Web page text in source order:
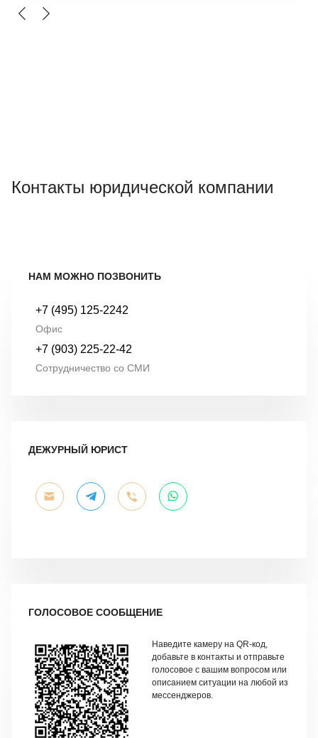
Контакты юридической компании
НАМ МОЖНО ПОЗВОНИТЬ
+7 (495) 125-2242
Офис
+7 (903) 225-22-42
Сотрудничество со СМИ
ДЕЖУРНЫЙ ЮРИСТ
ГОЛОСОВОЕ СООБЩЕНИЕ
Наведите камеру на QR-код,
добавьте в контакты и отправьте
голосовое с вашим вопросом или
описанием ситуации на любой из
мессенджеров.